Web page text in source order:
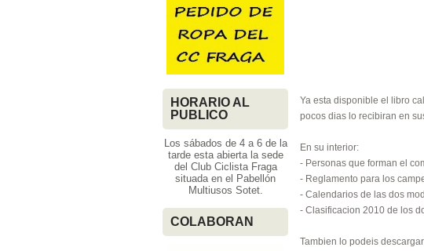
HORARIO AL
PUBLICO
Los sábados de 4 a 6 de la
tarde esta abierta la sede
del Club Ciclista Fraga
situada en el Pabellón
Multiusos Sotet.
COLABORAN
Ya esta disponible el libro
pocos dias lo recibiran en
En su interior:
- Personas que forman el
- Reglamento para los
- Calendarios de las dos
- Clasificacion 2010 de los
Tambien lo podeis descargar